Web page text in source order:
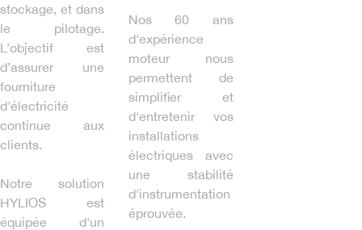
stockage, et dans
le pilotage.
L’objectif est
d’assurer une
fourniture
d'électricité
continue aux
clients.
Notre solution
HYLIOS est
équipée d'un
Nos 60 ans
d'expérience
moteur nous
permettent de
simplifier et
d'entretenir vos
installations
électriques avec
une stabilité
d'instrumentation
éprouvée.